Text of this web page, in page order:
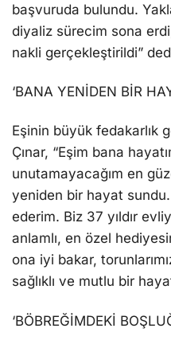
başvuruda bulundu.
diyaliz sürecim sona
nakli gerçekleştirildi”
‘BANA YENİDEN BİR
Eşinin büyük fedakarlık
Çınar, “Eşim bana
unutamayacağım en
yeniden bir hayat
ederim. Biz 37 yıldır
anlamlı, en özel
ona iyi bakar,
sağlıklı ve mutlu bir
‘BÖBREĞİMDEKİ